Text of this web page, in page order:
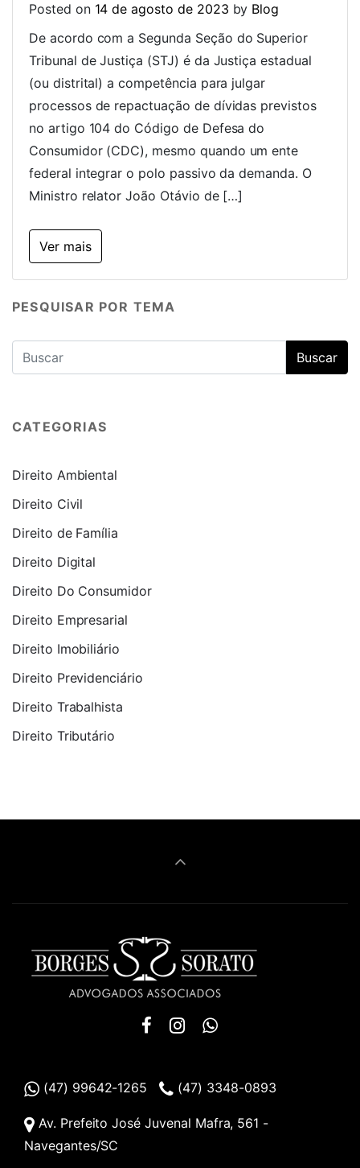
Posted on 14 de agosto de 2023 by Blog
De acordo com a Segunda Seção do Superior
Tribunal de Justiça (STJ) é da Justiça estadual
(ou distrital) a competência para julgar
processos de repactuação de dívidas previstos
no artigo 104 do Código de Defesa do
Consumidor (CDC), mesmo quando um ente
federal integrar o polo passivo da demanda. O
Ministro relator João Otávio de […]
Ver mais
PESQUISAR POR TEMA
CATEGORIAS
Direito Ambiental
Direito Civil
Direito de Família
Direito Digital
Direito Do Consumidor
Direito Empresarial
Direito Imobiliário
Direito Previdenciário
Direito Trabalhista
Direito Tributário
(47) 99642-1265 (47) 3348-0893
Av. Prefeito José Juvenal Mafra, 561 -
Navegantes/SC